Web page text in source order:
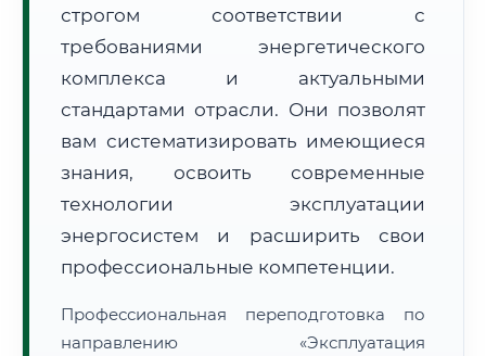
строгом соответствии с
требованиями энергетического
комплекса и актуальными
стандартами отрасли. Они позволят
вам систематизировать имеющиеся
знания, освоить современные
технологии эксплуатации
энергосистем и расширить свои
профессиональные компетенции.
Профессиональная переподготовка по
направлению «Эксплуатация